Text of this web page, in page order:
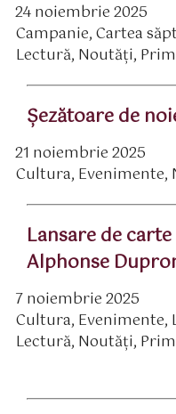
24 noiembrie 2025
Campanie,Cartea
Lectură, Noutăți,
Șezătoare de
21 noiembrie 2025
Cultura, Evenimente,
Lansare de
Alphonse
7 noiembrie 2025
Cultura, Evenimente,
Lectură, Noutăți,